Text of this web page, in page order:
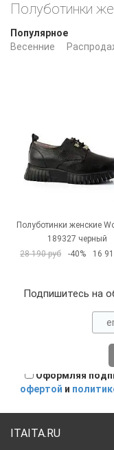
Популярное
Весенние
Полуботинки
Полуботинки женские
189327 черный
28 190 руб
-40% 16
Подпишитесь на
Оформляя
офертой и
ITAITA.RU